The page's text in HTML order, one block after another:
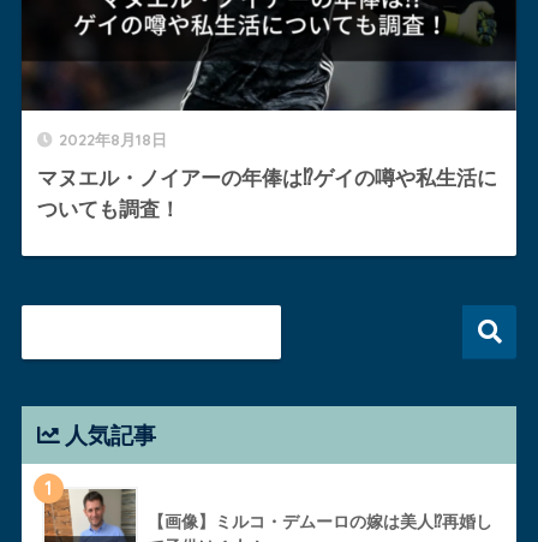
2022年8月18日
マヌエル・ノイアーの年俸は⁉︎ゲイの噂や私生活に
ついても調査！
人気記事
1
【画像】ミルコ・デムーロの嫁は美人⁉︎再婚し